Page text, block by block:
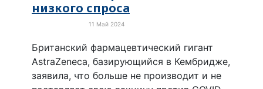
низкого спроса
11 Май 2024
Британский фармацевтический гигант
AstraZeneca, базирующийся в Кембридже,
заявила, что больше не производит и не